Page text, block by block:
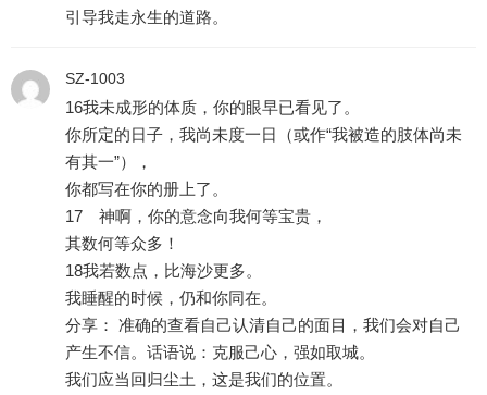
引导我走永生的道路。
SZ-1003
16我未成形的体质，你的眼早已看见了。
你所定的日子，我尚未度一日（或作“我被造的肢体尚未
有其一”），
你都写在你的册上了。
17 神啊，你的意念向我何等宝贵，
其数何等众多！
18我若数点，比海沙更多。
我睡醒的时候，仍和你同在。
分享： 准确的查看自己认清自己的面目，我们会对自己
产生不信。话语说：克服己心，强如取城。
我们应当回归尘土，这是我们的位置。